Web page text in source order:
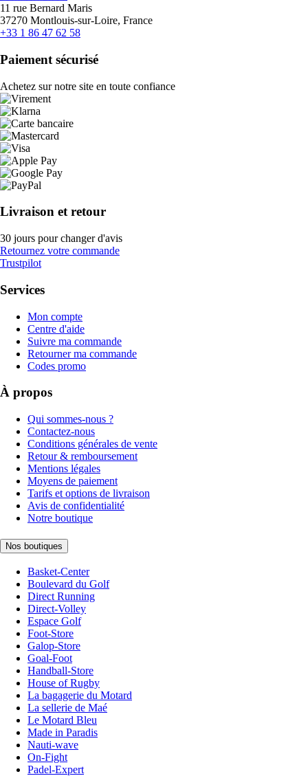
11 rue Bernard Maris
37270 Montlouis-sur-Loire, France
+33 1 86 47 62 58
Paiement sécurisé
Achetez sur notre site en toute confiance
Livraison et retour
30 jours pour changer d'avis
Retournez votre commande
Trustpilot
Services
Mon compte
Centre d'aide
Suivre ma commande
Retourner ma commande
Codes promo
À propos
Qui sommes-nous ?
Contactez-nous
Conditions générales de vente
Retour & remboursement
Mentions légales
Moyens de paiement
Tarifs et options de livraison
Avis de confidentialité
Notre boutique
Nos boutiques
Basket-Center
Boulevard du Golf
Direct Running
Direct-Volley
Espace Golf
Foot-Store
Galop-Store
Goal-Foot
Handball-Store
House of Rugby
La bagagerie du Motard
La sellerie de Maé
Le Motard Bleu
Made in Paradis
Nauti-wave
On-Fight
Padel-Expert